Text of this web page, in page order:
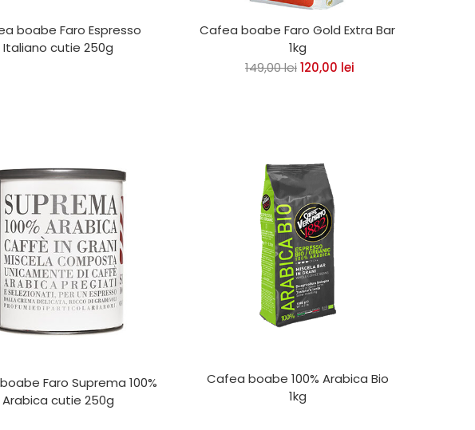
boabe Faro Espresso
Italiano cutie 250g
Cafea boabe Faro Gold Extra Bar
1kg
149,00lei Prețul
120,00 leiPrețul
Faro Suprema 100%
Arabica cutie 250g
Cafea boabe 100% Arabica Bio
1kg